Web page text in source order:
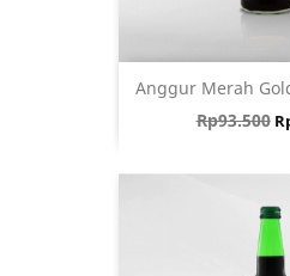
Anggur Merah
Harga biasa
Rp93.500